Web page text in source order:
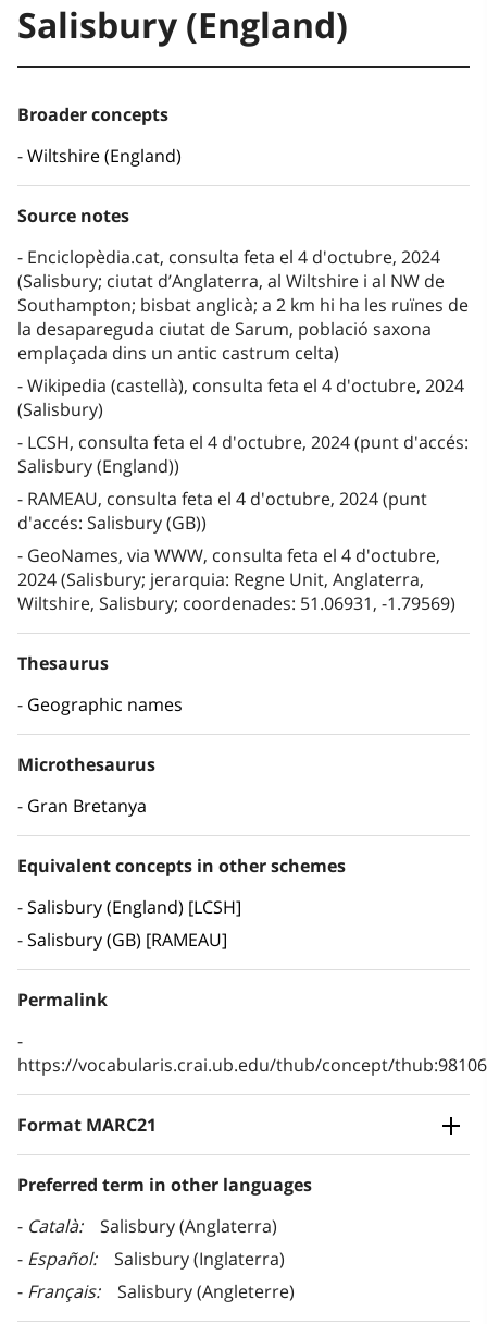
Salisbury (England)
Broader concepts
Wiltshire (England)
Source notes
Enciclopèdia.cat, consulta feta el 4 d'octubre, 2024
(Salisbury; ciutat d’Anglaterra, al Wiltshire i al NW de
Southampton; bisbat anglicà; a 2 km hi ha les ruïnes de
la desapareguda ciutat de Sarum, població saxona
emplaçada dins un antic castrum celta)
Wikipedia (castellà), consulta feta el 4 d'octubre, 2024
(Salisbury)
LCSH, consulta feta el 4 d'octubre, 2024 (punt d'accés:
Salisbury (England))
RAMEAU, consulta feta el 4 d'octubre, 2024 (punt
d'accés: Salisbury (GB))
GeoNames, via WWW, consulta feta el 4 d'octubre,
2024 (Salisbury; jerarquia: Regne Unit, Anglaterra,
Wiltshire, Salisbury; coordenades: 51.06931, -1.79569)
Thesaurus
Geographic names
Microthesaurus
Gran Bretanya
Equivalent concepts in other schemes
Salisbury (England) [LCSH]
Salisbury (GB) [RAMEAU]
Permalink
https://vocabularis.crai.ub.edu/thub/concept/
Format MARC21
Preferred term in other languages
Català
Salisbury (Anglaterra)
Español
Salisbury (Inglaterra)
Français
Salisbury (Angleterre)